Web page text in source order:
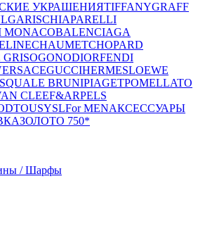
УКРАШЕНИЯTIFFANYGRAFF
SCHIAPARELLI
MONACOBALENCIAGA
CHAUMETCHOPARD
GRISOGONODIORFENDI
GUCCIHERMESLOEWE
BRUNIPIAGETPOMELLATO
CLEEF&ARPELS
TOUSYSLFor MENАКСЕССУАРЫ
ЗОЛОТО 750*
/ Шарфы